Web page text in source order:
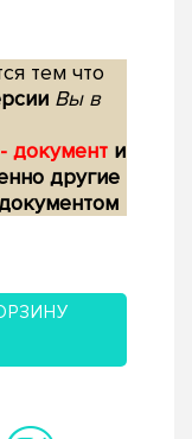
тем что
Вы в
документ и
другие